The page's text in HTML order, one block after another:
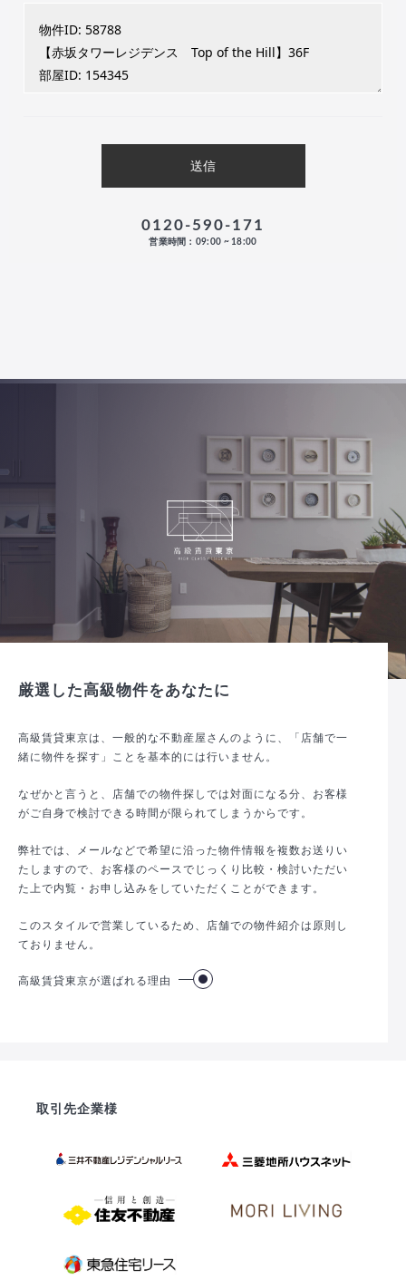
0120-590-171
営業時間：09:00 ~ 18:00
厳選した高級物件をあなたに
高級賃貸東京は、一般的な不動産屋さんのように、「店舗で一
緒に物件を探す」ことを基本的には行いません。
なぜかと言うと、店舗での物件探しでは対面になる分、お客様
がご自身で検討できる時間が限られてしまうからです。
弊社では、メールなどで希望に沿った物件情報を複数お送りい
たしますので、お客様のペースでじっくり比較・検討いただい
た上で内覧・お申し込みをしていただくことができます。
このスタイルで営業しているため、店舗での物件紹介は原則し
ておりません。
高級賃貸東京が選ばれる理由
取引先企業様